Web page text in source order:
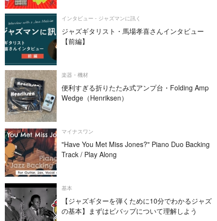
インタビュー - ジャズマンに訊く
ジャズギタリスト・馬場孝喜さんインタビュー
【前編】
楽器・機材
便利すぎる折りたたみ式アンプ台・Folding Amp
Wedge（Henriksen）
マイナスワン
"Have You Met Miss Jones?" Piano Duo Backing
Track / Play Along
基本
【ジャズギターを弾くために10分でわかるジャズ
の基本】まずはビバップについて理解しよう